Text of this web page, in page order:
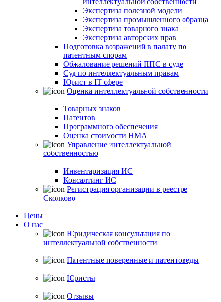
интеллектуальной собственности
Экспертиза полезной модели
Экспертиза промышленного образца
Экспертиза товарного знака
Экспертиза авторских прав
Подготовка возражений в палату по
патентным спорам
Обжалование решений ППС в суде
Суд по интеллектуальным правам
Юрист в IT сфере
Оценка интеллектуальной собственности
Товарных знаков
Патентов
Программного обеспечения
Оценка стоимости НМА
Управление интеллектуальной
собственностью
Инвентаризация ИС
Консалтинг ИС
Регистрация организации в реестре
Сколково
Цены
О нас
Юридическая консультация по
интеллектуальной собственности
Патентные поверенные и патентоведы
Юристы
Отзывы